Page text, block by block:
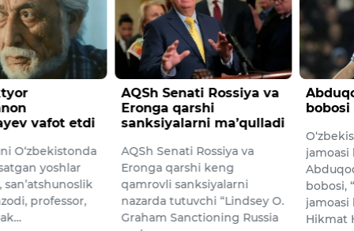
Rossiya va
ma’qulladi
Rossiya va
keng
“Lindsey O.
Russia
Abduqodir Husanovning
bobosi vafot etdi
jamoasi himoyachisi
Abduqodir Husanovning
bobosi, “Bunyodkor” U19
jamoasi bosh murabbiyi
Hikmat Hos…
Qulay
aniq
Shavkat
jamoat